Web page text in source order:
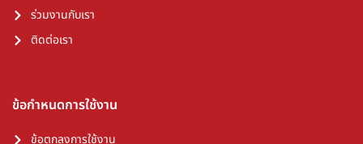
ร่วมงานกับเรา
ติดต่อเรา
ข้อกำหนดการใช้งาน
ข้อตกลงการใช้งาน